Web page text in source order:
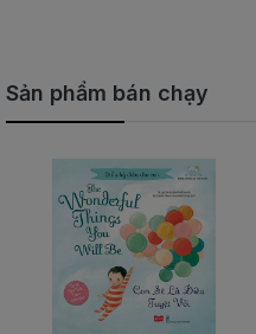
Sản phẩm bán chạy